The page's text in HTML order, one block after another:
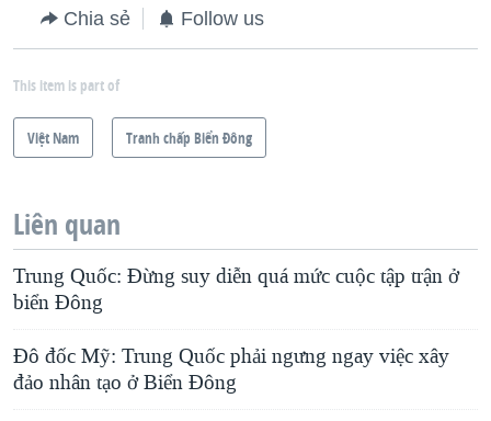
Chia sẻ Follow us
This item is part of
Việt Nam Tranh chấp Biển Đông
Liên quan
Trung Quốc: Đừng suy diễn quá mức cuộc tập trận ở
biển Đông
Đô đốc Mỹ: Trung Quốc phải ngưng ngay việc xây
đảo nhân tạo ở Biển Đông